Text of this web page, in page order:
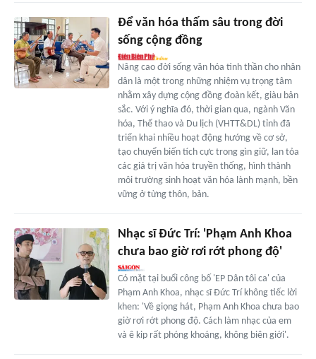
Để văn hóa thấm sâu trong đời
sống cộng đồng
Nâng cao đời sống văn hóa tinh thần cho nhân
dân là một trong những nhiệm vụ trọng tâm
nhằm xây dựng cộng đồng đoàn kết, giàu bản
sắc. Với ý nghĩa đó, thời gian qua, ngành Văn
hóa, Thể thao và Du lịch (VHTT&DL) tỉnh đã
triển khai nhiều hoạt động hướng về cơ sở,
tạo chuyển biến tích cực trong gìn giữ, lan tỏa
các giá trị văn hóa truyền thống, hình thành
môi trường sinh hoạt văn hóa lành mạnh, bền
vững ở từng thôn, bản.
Nhạc sĩ Đức Trí: 'Phạm Anh Khoa
chưa bao giờ rơi rớt phong độ'
Có mặt tại buổi công bố 'EP Dân tôi ca' của
Phạm Anh Khoa, nhạc sĩ Đức Trí không tiếc lời
khen: 'Về giọng hát, Phạm Anh Khoa chưa bao
giờ rơi rớt phong độ. Cách làm nhạc của em
và ê kip rất phóng khoáng, không biên giới'.